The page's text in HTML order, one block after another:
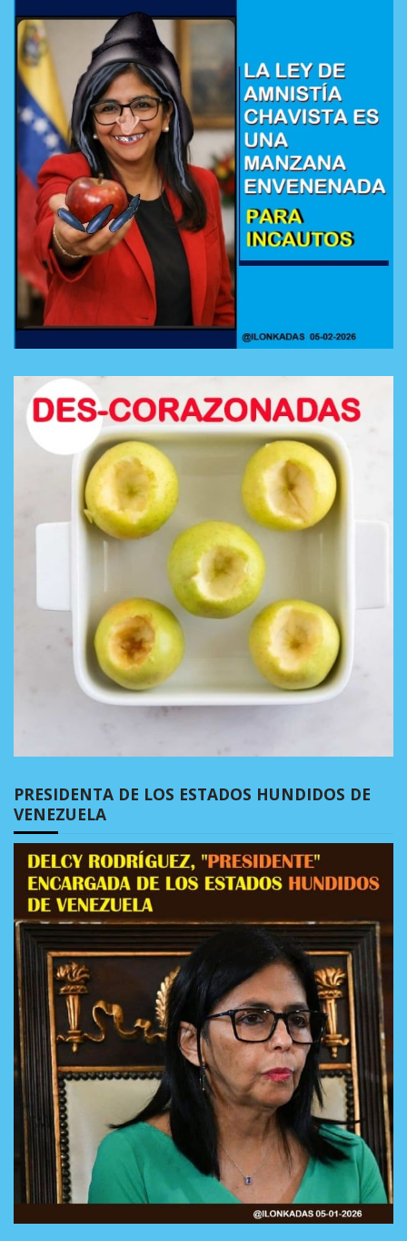
PRESIDENTA DE LOS ESTADOS HUNDIDOS DE
VENEZUELA